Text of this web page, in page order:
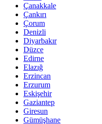
Çanakkale
Çankırı
Çorum
Denizli
Diyarbakır
Düzce
Edirne
Elazığ
Erzincan
Erzurum
Eskişehir
Gaziantep
Giresun
Gümüşhane